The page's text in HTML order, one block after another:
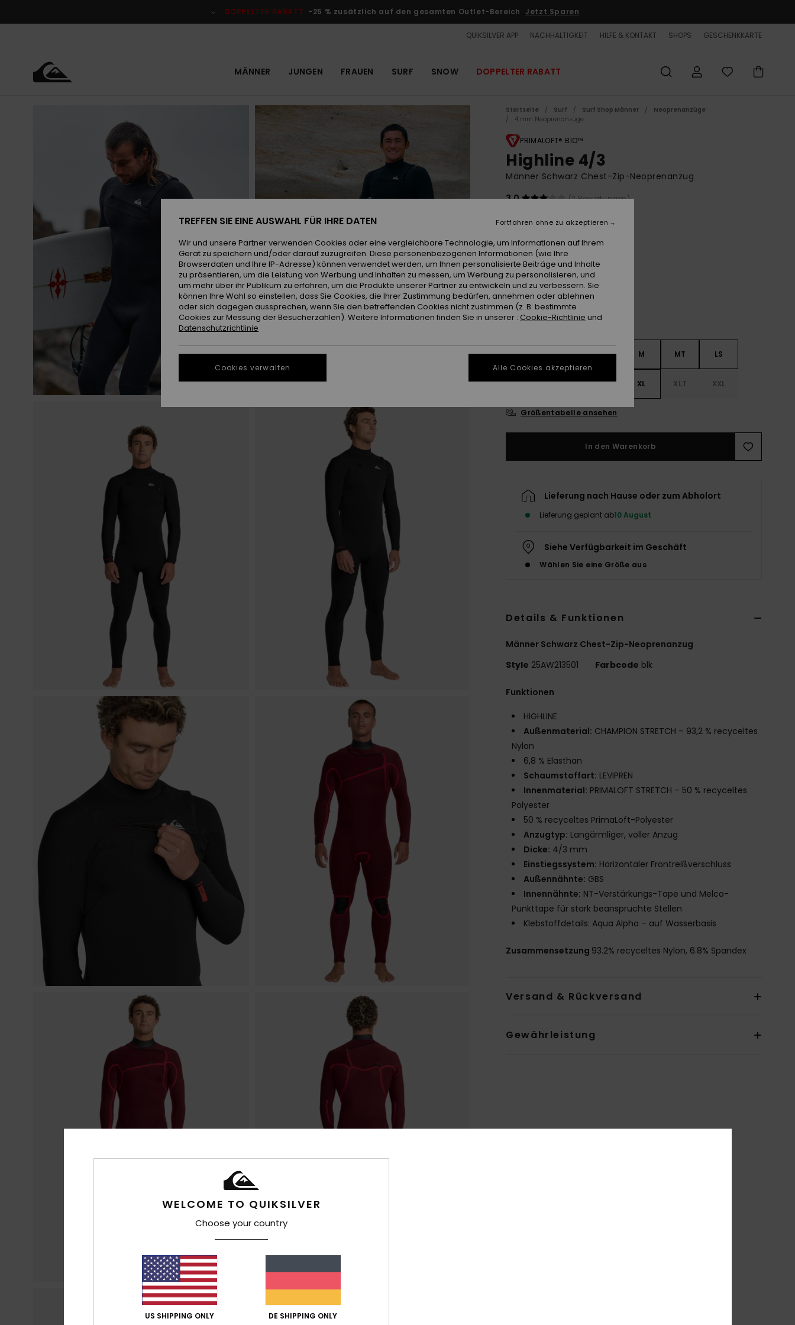
DOPPELTER RABATT -25 % zusätzlich auf den gesamten Outlet-Bereich Jetzt Sparen
QUIKSILVER APP NACHHALTIGKEIT HILFE & KONTAKT SHOPS GESCHENKKARTE
MÄNNER JUNGEN FRAUEN SURF SNOW DOPPELTER RABATT
Startseite Surf Surf Shop Männer
Neoprenanzüge
4 mm Neoprenanzüge
PRIMALOFT® BIO™
Highline 4/3
Männer Schwarz Chest-Zip-Neoprenanzug
3.0
(2 Bewertungen)
360,00 €
FarbeBlack
XS S MS M MT LS
L LT XLS XL XLT XXL
Größentabelle ansehen
In den Warenkorb
Lieferung nach Hause oder zum Abholort
Lieferung geplant ab10 August
Siehe Verfügbarkeit im Geschäft
Wählen Sie eine Größe aus
Details & Funktionen
Männer Schwarz Chest-Zip-Neoprenanzug
Style 25AW213501 Farbcode blk
Funktionen
HIGHLINE
Außenmaterial: CHAMPION STRETCH – 93,2 % recyceltes
Nylon
6,8 % Elasthan
Schaumstoffart: LEVIPREN
Innenmaterial: PRIMALOFT STRETCH – 50 % recyceltes
Polyester
50 % recyceltes PrimaLoft-Polyester
Anzugtyp: Langärmliger, voller Anzug
Dicke: 4/3 mm
Einstiegssystem: Horizontaler Frontreißverschluss
Außennähnte: GBS
Innennähnte: NT-Verstärkungs-Tape und Melco-
Punkttape für stark beanspruchte Stellen
Klebstoffdetails: Aqua Alpha – auf Wasserbasis
Zusammensetzung 93.2% recyceltes Nylon, 6.8% Spandex
Versand & Rückversand
Gewährleistung
WELCOME TO QUIKSILVER
Choose your country
US SHIPPING ONLY DE SHIPPING ONLY
TREFFEN SIE EINE AUSWAHL FÜR IHRE DATEN
Wir und unsere Partner verwenden Cookies oder eine vergleichbare Technologie, um Informationen auf Ihrem
Gerät zu speichern und/oder darauf zuzugreifen. Diese personenbezogenen Informationen (wie Ihre
Browserdaten und Ihre IP-Adresse) können verwendet werden, um Ihnen personalisierte Beiträge und Inhalte
zu präsentieren, um die Leistung von Werbung und Inhalten zu messen, um Werbung zu personalisieren, und
um mehr über ihr Publikum zu erfahren, um die Produkte unserer Partner zu entwickeln und zu verbessern. Sie
können Ihre Wahl so einstellen, dass Sie Cookies, die Ihrer Zustimmung bedürfen, annehmen oder ablehnen
oder sich dagegen aussprechen, wenn Sie den betreffenden Cookies nicht zustimmen (z. B. bestimmte
Cookies zur Messung der Besucherzahlen). Weitere Informationen finden Sie in unserer : Cookie-Richtlinie und
Datenschutzrichtlinie
Cookies verwalten
Fortfahren ohne zu akzeptieren
Alle Cookies akzeptieren